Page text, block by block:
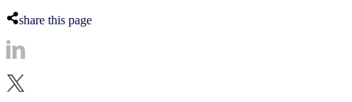
share this page